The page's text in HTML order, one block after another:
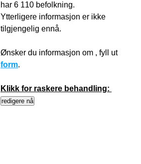
har 6 110 befolkning.
Ytterligere informasjon er ikke
tilgjengelig ennå.
Ønsker du informasjon om , fyll ut
form.
Klikk for raskere behandling: